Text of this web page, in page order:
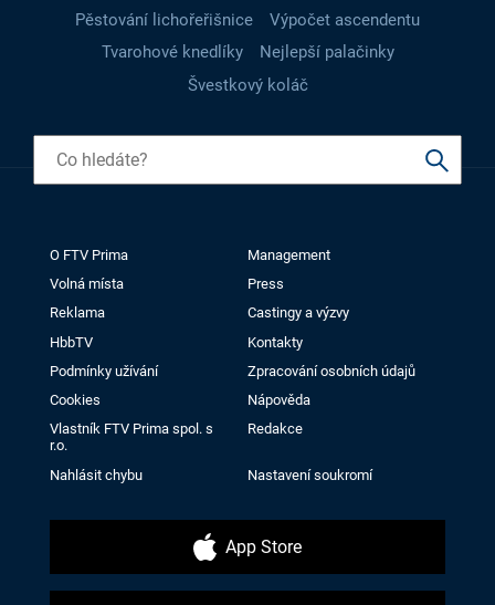
Pěstování lichořeřišnice
Výpočet ascendentu
Tvarohové knedlíky
Nejlepší palačinky
Švestkový koláč
O FTV Prima
Management
Volná místa
Press
Reklama
Castingy a výzvy
HbbTV
Kontakty
Podmínky užívání
Zpracování osobních údajů
Cookies
Nápověda
Vlastník FTV Prima spol. s
r.o.
Redakce
Nahlásit chybu Nastavení soukromí
App Store